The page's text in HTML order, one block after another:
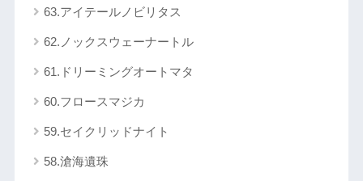
63.アイテールノビリタス
62.ノックスウェーナートル
61.ドリーミングオートマタ
60.フロースマジカ
59.セイクリッドナイト
58.滄海遺珠